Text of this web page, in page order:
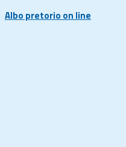
Albo pretorio on line